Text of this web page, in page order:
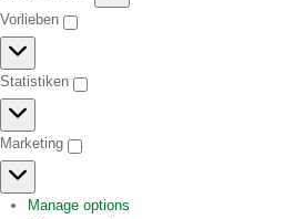
Vorlieben
Vorlieben
Statistiken
Statistiken
Marketing
Marketing
Manage options